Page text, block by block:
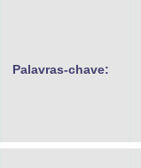
Palavras-chave: